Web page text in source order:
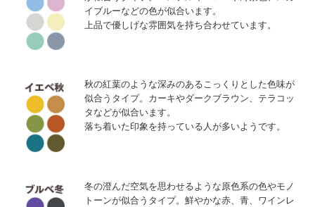
イブルーなどの色が似合います。
上品で優しげな雰囲気を持ち合わせています。
秋の紅葉のような深みのあるこっくりとした色味が
似合うタイプ。カーキやダークブラウン、テラコッ
タなどが似合います。
落ち着いた印象を持っている人が多いようです。
冬の澄んだ空気を思わせるような原色系の色やモノ
トーンが似合うタイプ。鮮やかな赤、青、ワインレ